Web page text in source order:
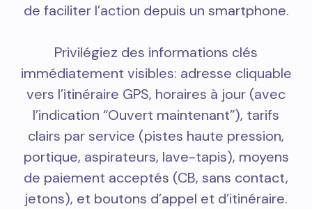
de faciliter l’action depuis un smartphone.
Privilégiez des informations clés
immédiatement visibles: adresse cliquable
vers l’itinéraire GPS, horaires à jour (avec
l’indication “Ouvert maintenant”), tarifs
clairs par service (pistes haute pression,
portique, aspirateurs, lave-tapis), moyens
de paiement acceptés (CB, sans contact,
jetons), et boutons d’appel et d’itinéraire.